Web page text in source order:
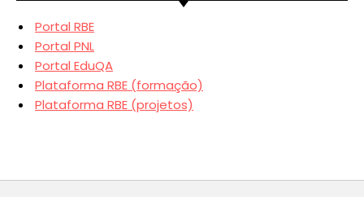
Portal RBE
Portal PNL
Portal EduQA
Plataforma RBE (formação)
Plataforma RBE (projetos)